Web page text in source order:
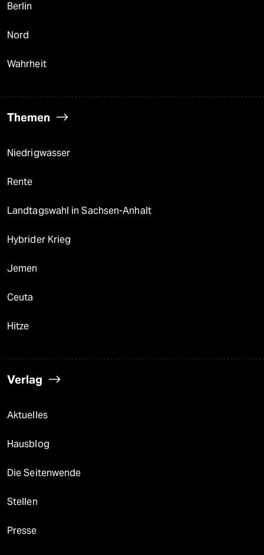
Berlin
Nord
Wahrheit
Themen
Niedrigwasser
Rente
Landtagswahl in Sachsen-Anhalt
Hybrider Krieg
Jemen
Ceuta
Hitze
Verlag
Aktuelles
Hausblog
Die Seitenwende
Stellen
Presse